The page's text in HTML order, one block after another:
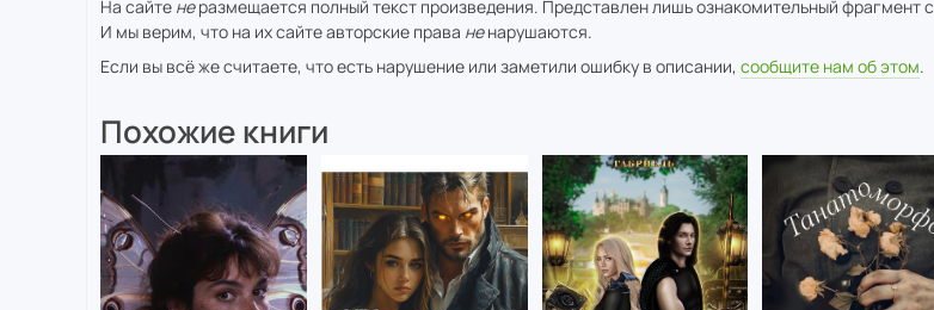
На сайте неразмещается полный текст произведения. Представлен лишь ознакомительный фрагмент с
И мы верим, что на их сайте авторские права ненарушаются.
Если вы всё же считаете, что есть нарушение или заметили ошибку в описании, сообщите нам об этом.
Похожие книги